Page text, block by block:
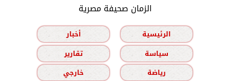
الزمان صحيفة مصرية
الرئيسية
أخبار
سياسة
تقارير
رياضة
خارجي